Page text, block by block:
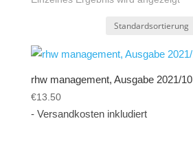
rhw management, Ausgabe 2021/10
€13.50
- Versandkosten inkludiert